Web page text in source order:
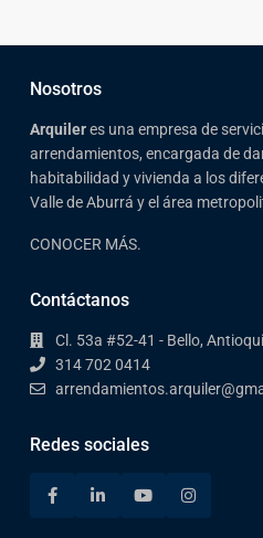
Nosotros
Arqui leres una empresa de
arrendamientos, encargada de
habitabilidad y vivienda a los
Valle de Aburrá y el área
CONOCER MÁS.
Contáctanos
Cl. 53a #52-41 - Bello,
314 702 0414
Redes sociales